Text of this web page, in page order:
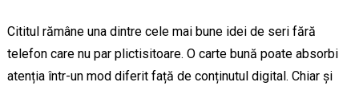
Cititul rămâne una dintre cele mai bune idei de seri fără
telefon care nu par plictisitoare. O carte bună poate absorbi
atenția într-un mod diferit față de conținutul digital. Chiar și